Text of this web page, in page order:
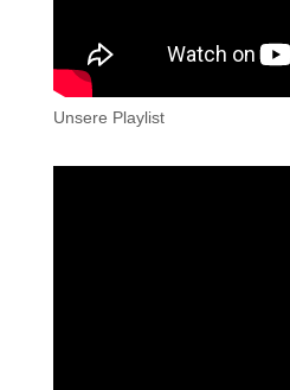
Unsere Playlist